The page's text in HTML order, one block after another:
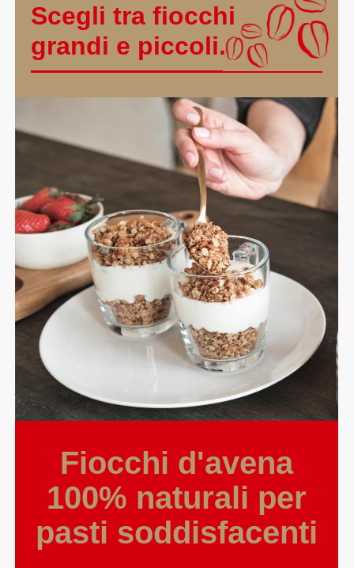
Scegli trafiocchi
grandi e piccoli.
Fiocchi d'avena
100% naturali per
pasti soddisfacenti